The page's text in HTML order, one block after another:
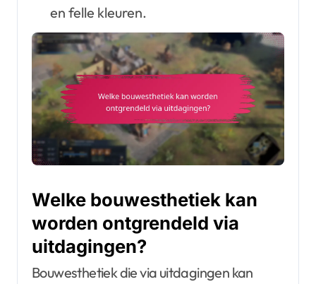
en felle kleuren.
Welke bouwesthetiek kan
worden ontgrendeld via
uitdagingen?
Bouwesthetiek die via uitdagingen kan